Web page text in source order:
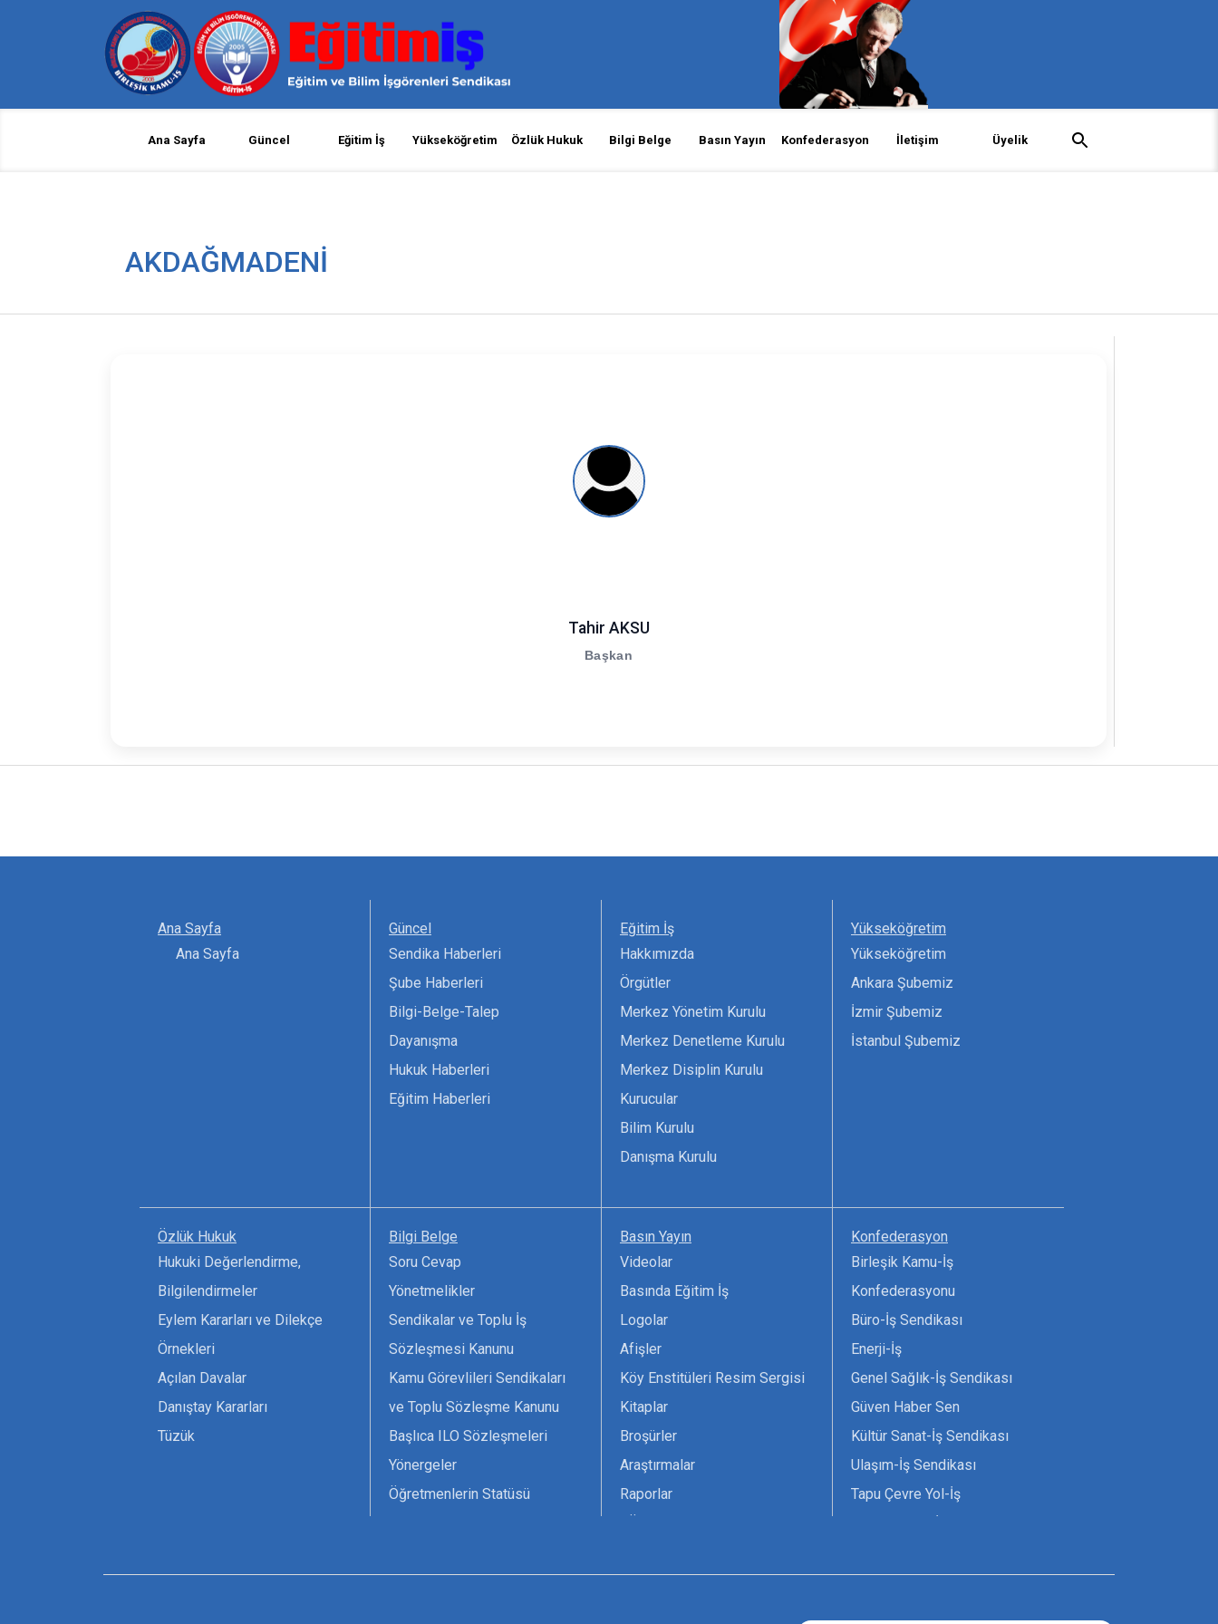
Ana Sayfa Güncel Eğitim İş Yükseköğretim Özlük Hukuk Bilgi Belge Basın Yayın Konfederasyon İletişim Üyelik
AKDAĞMADENI
Tahir AKSU
Başkan
Ana Sayfa
Ana Sayfa
Güncel
Sendika Haberleri
Şube Haberleri
Bilgi-Belge-Talep
Dayanışma
Hukuk Haberleri
Eğitim Haberleri
Eğitim İş
Hakkımızda
Örgütler
Merkez Yönetim Kurulu
Merkez Denetleme Kurulu
Merkez Disiplin Kurulu
Kurucular
Bilim Kurulu
Danışma Kurulu
Yükseköğretim
Yükseköğretim
Ankara Şubemiz
İzmir Şubemiz
İstanbul Şubemiz
Özlük Hukuk
Hukuki Değerlendirme,
Bilgilendirmeler
Eylem Kararları ve Dilekçe
Örnekleri
Açılan Davalar
Danıştay Kararları
Tüzük
Bilgi Belge
Soru Cevap
Yönetmelikler
Sendikalar ve Toplu İş
Sözleşmesi Kanunu
Kamu Görevlileri Sendikaları
ve Toplu Sözleşme Kanunu
Başlıca ILO Sözleşmeleri
Yönergeler
Öğretmenlerin Statüsü
Seçim Formları
Basın Yayın
Videolar
Basında Eğitim İş
Logolar
Afişler
Köy Enstitüleri Resim Sergisi
Kitaplar
Broşürler
Araştırmalar
Raporlar
Pankartlar
Konfederasyon
Birleşik Kamu-İş
Konfederasyonu
Büro-İş Sendikası
Enerji-İş
Genel Sağlık-İş Sendikası
Güven Haber Sen
Kültür Sanat-İş Sendikası
Ulaşım-İş Sendikası
Tapu Çevre Yol-İş
Uzman Diyanet - Sen